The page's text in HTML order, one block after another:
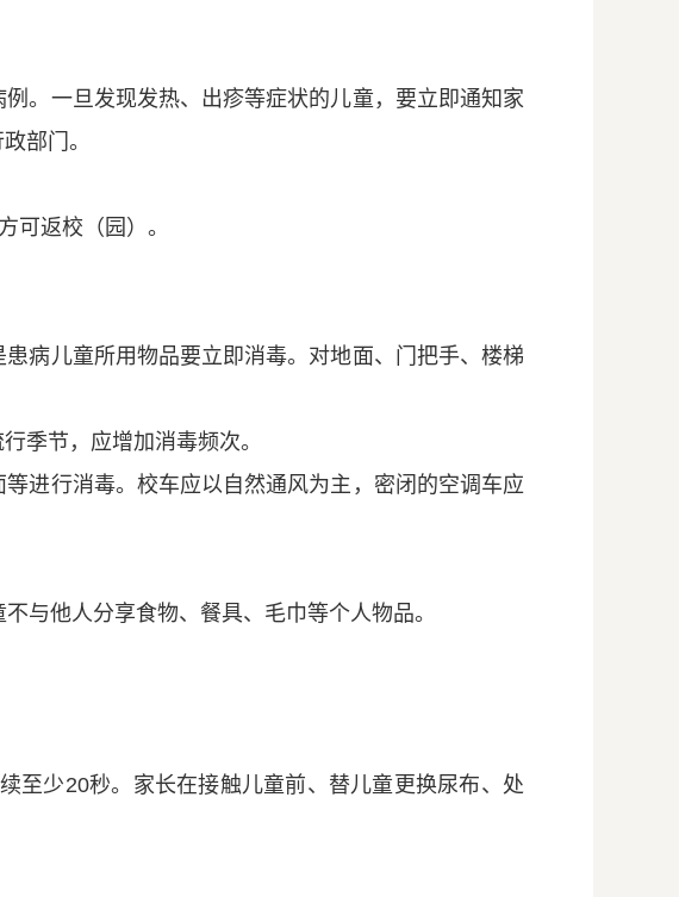
。一旦发现发热、出疹等症状的儿童，要立即通知家
部门。
可返校（园）。
病儿童所用物品要立即消毒。对地面、门把手、楼梯
季节，应增加消毒频次。
进行消毒。校车应以自然通风为主，密闭的空调车应
与他人分享食物、餐具、毛巾等个人物品。
至少20秒。家长在接触儿童前、替儿童更换尿布、处